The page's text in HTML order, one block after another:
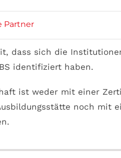
Partner
dass sich die
identifiziert haben.
ist weder mit einer
noch mit